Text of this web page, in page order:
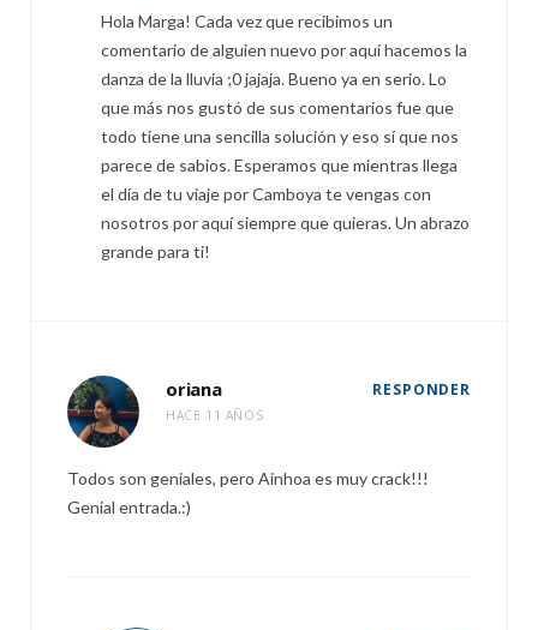
Hola Marga! Cada vez que recibimos un
comentario de alguien nuevo por aquí hacemos la
danza de la lluvia ;0 jajaja. Bueno ya en serio. Lo
que más nos gustó de sus comentarios fue que
todo tiene una sencilla solución y eso sí que nos
parece de sabios. Esperamos que mientras llega
el día de tu viaje por Camboya te vengas con
nosotros por aquí siempre que quieras. Un abrazo
grande para ti!
oriana
HACE 11 AÑOS
RESPONDER
Todos son geniales, pero Ainhoa es muy crack!!!
Genial entrada.:)